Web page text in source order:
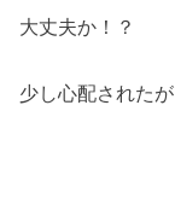
大丈夫か！？
少し心配されたが